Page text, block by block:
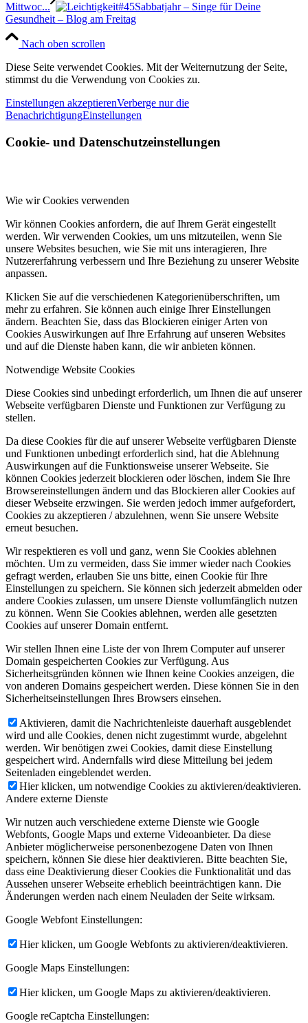
Mittwoc...
#45Sabbatjahr – Singe für Deine
Gesundheit – Blog am Freitag
Nach oben scrollen
Diese Seite verwendet Cookies. Mit der Weiternutzung der Seite,
stimmst du die Verwendung von Cookies zu.
Einstellungen akzeptierenVerberge nur die
BenachrichtigungEinstellungen
Cookie- und Datenschutzeinstellungen
Wie wir Cookies verwenden
Wir können Cookies anfordern, die auf Ihrem Gerät eingestellt
werden. Wir verwenden Cookies, um uns mitzuteilen, wenn Sie
unsere Websites besuchen, wie Sie mit uns interagieren, Ihre
Nutzererfahrung verbessern und Ihre Beziehung zu unserer Website
anpassen.
Klicken Sie auf die verschiedenen Kategorienüberschriften, um
mehr zu erfahren. Sie können auch einige Ihrer Einstellungen
ändern. Beachten Sie, dass das Blockieren einiger Arten von
Cookies Auswirkungen auf Ihre Erfahrung auf unseren Websites
und auf die Dienste haben kann, die wir anbieten können.
Notwendige Website Cookies
Diese Cookies sind unbedingt erforderlich, um Ihnen die auf unserer
Webseite verfügbaren Dienste und Funktionen zur Verfügung zu
stellen.
Da diese Cookies für die auf unserer Webseite verfügbaren Dienste
und Funktionen unbedingt erforderlich sind, hat die Ablehnung
Auswirkungen auf die Funktionsweise unserer Webseite. Sie
können Cookies jederzeit blockieren oder löschen, indem Sie Ihre
Browsereinstellungen ändern und das Blockieren aller Cookies auf
dieser Webseite erzwingen. Sie werden jedoch immer aufgefordert,
Cookies zu akzeptieren / abzulehnen, wenn Sie unsere Website
erneut besuchen.
Wir respektieren es voll und ganz, wenn Sie Cookies ablehnen
möchten. Um zu vermeiden, dass Sie immer wieder nach Cookies
gefragt werden, erlauben Sie uns bitte, einen Cookie für Ihre
Einstellungen zu speichern. Sie können sich jederzeit abmelden oder
andere Cookies zulassen, um unsere Dienste vollumfänglich nutzen
zu können. Wenn Sie Cookies ablehnen, werden alle gesetzten
Cookies auf unserer Domain entfernt.
Wir stellen Ihnen eine Liste der von Ihrem Computer auf unserer
Domain gespeicherten Cookies zur Verfügung. Aus
Sicherheitsgründen können wie Ihnen keine Cookies anzeigen, die
von anderen Domains gespeichert werden. Diese können Sie in den
Sicherheitseinstellungen Ihres Browsers einsehen.
Aktivieren, damit die Nachrichtenleiste dauerhaft ausgeblendet
wird und alle Cookies, denen nicht zugestimmt wurde, abgelehnt
werden. Wir benötigen zwei Cookies, damit diese Einstellung
gespeichert wird. Andernfalls wird diese Mitteilung bei jedem
Seitenladen eingeblendet werden.
Hier klicken, um notwendige Cookies zu aktivieren/deaktivieren.
Andere externe Dienste
Wir nutzen auch verschiedene externe Dienste wie Google
Webfonts, Google Maps und externe Videoanbieter. Da diese
Anbieter möglicherweise personenbezogene Daten von Ihnen
speichern, können Sie diese hier deaktivieren. Bitte beachten Sie,
dass eine Deaktivierung dieser Cookies die Funktionalität und das
Aussehen unserer Webseite erheblich beeinträchtigen kann. Die
Änderungen werden nach einem Neuladen der Seite wirksam.
Google Webfont Einstellungen:
Hier klicken, um Google Webfonts zu aktivieren/deaktivieren.
Google Maps Einstellungen:
Hier klicken, um Google Maps zu aktivieren/deaktivieren.
Google reCaptcha Einstellungen: